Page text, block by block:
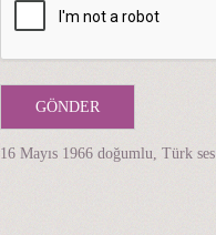
16 Mayıs 1966 doğumlu, Türk ses